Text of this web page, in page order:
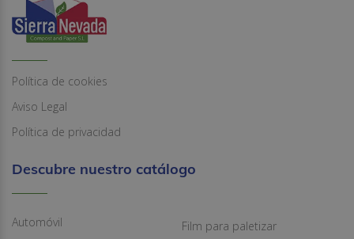
Política de cookies
Aviso Legal
Política de privacidad
Descubre nuestro catálogo
Automóvil
Film para paletizar